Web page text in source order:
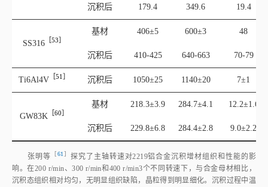
沉积后 179.4 349.6 19.4
SS316 ［53］
基材 406±5 600±3 48
沉积后 410‑425 640‑663 70‑79
Ti6Al4V ［51］ 沉积后 1050±25 1140±20 7±1
GW83K ［60］
基材 218.3±3.9 284.7±4.1 12.2±1.6
沉积后 229.8±6.8 284.4±2.8 9.0±2.2
张明等 ［61 ］ 探究了主轴转速对2219铝合金沉积增材组织和性能的影
响。在200 r/min、300 r/min和400 r/min3个不同转速下，与合金母材相比，
沉积态组织相对均匀，无明显组织缺陷，晶粒得到明显细化。沉积过程中温